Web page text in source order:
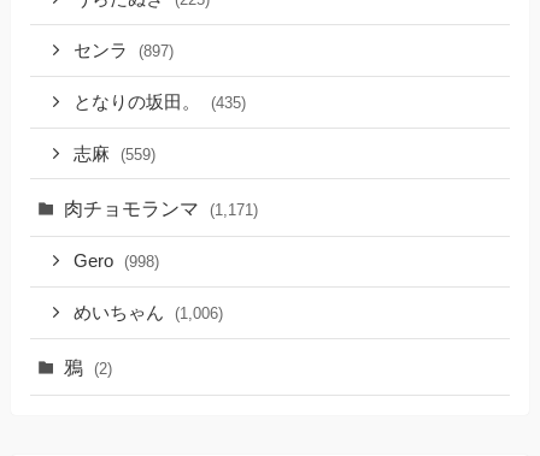
センラ (897)
となりの坂田。 (435)
志麻 (559)
肉チョモランマ (1,171)
Gero (998)
めいちゃん (1,006)
鴉 (2)